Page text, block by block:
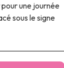
& ouvrage d'art
une journée
sous le signe